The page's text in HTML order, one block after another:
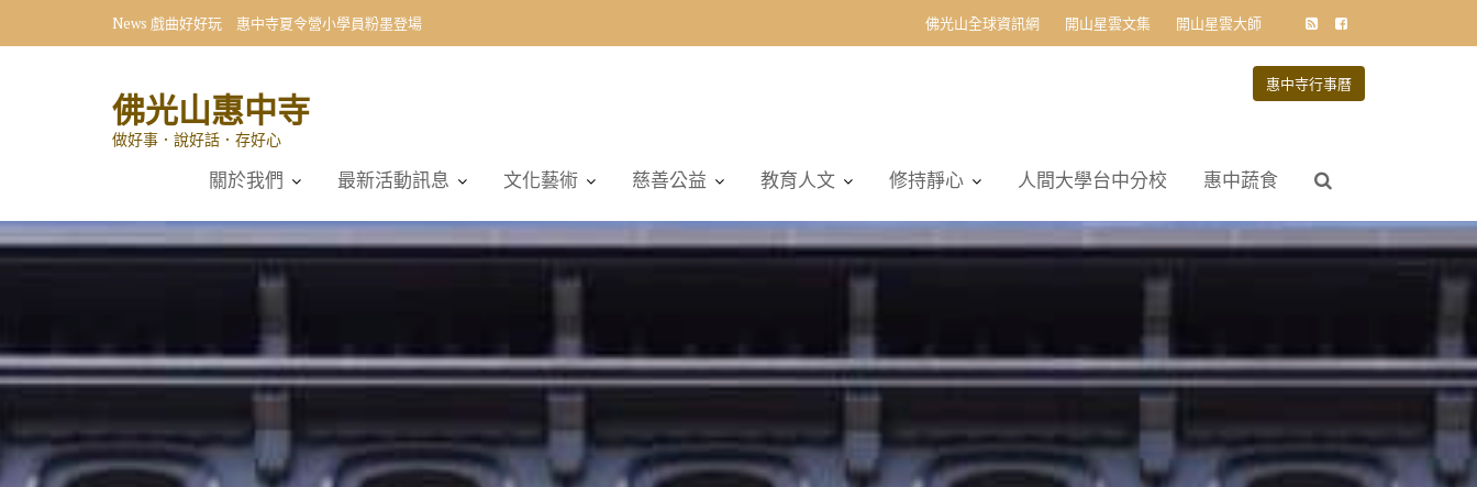
News 在寺院慢下來 惠中青年體驗營尋回內心的主人 佛光山全球資訊網 開山星雲文集 開山星雲大師
佛光山惠中寺
做好事．說好話．存好心
惠中寺行事曆
關於我們 最新活動訊息 文化藝術 慈善公益 教育人文 修持靜心 人間大學台中分校 惠中蔬食